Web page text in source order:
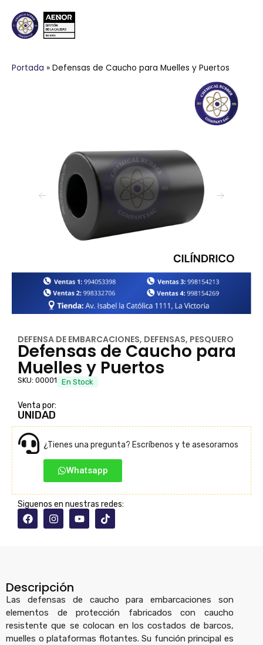
Portada » Defensas de Caucho para Muelles y Puertos
DEFENSA DE EMBARCACIONES, DEFENSAS, PESQUERO
Defensas de Caucho para
Muelles y Puertos
SKU: 00001 En Stock
Venta por:
UNIDAD
¿Tienes una pregunta? Escríbenos y te asesoramos
Whatsapp
Siguenos en nuestras redes:
Descripción
Las defensas de caucho para embarcaciones son
elementos de protección fabricados con caucho
resistente que se colocan en los costados de barcos,
muelles o plataformas flotantes. Su función principal es